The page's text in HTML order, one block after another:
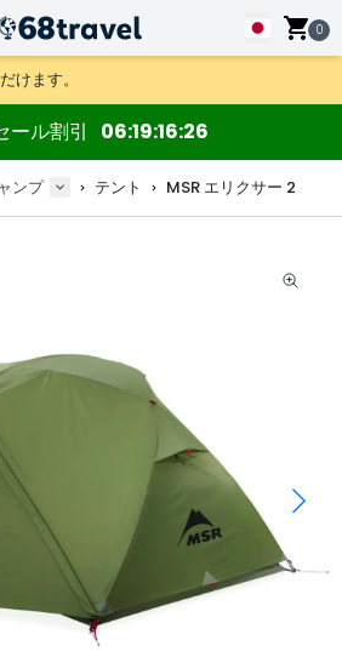
0
けます。
プやデコは90日間OK.
サリーが超お得な価格！
ール割引 06 19 16 25
ンプ テント MSR エリクサー 2